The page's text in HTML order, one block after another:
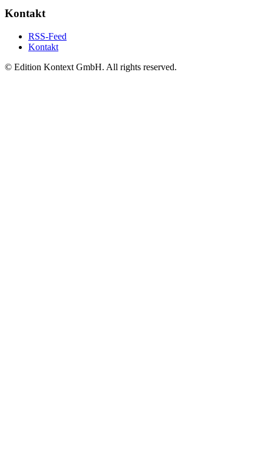
Kontakt
RSS-Feed
Kontakt
© Edition Kontext GmbH. All rights reserved.